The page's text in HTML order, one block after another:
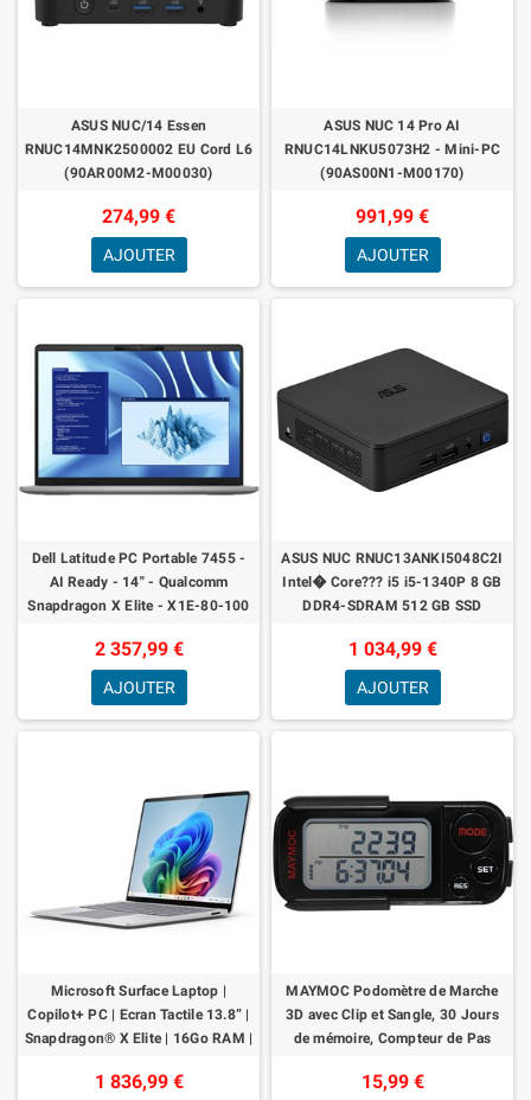
ASUS NUC/14 Essen
RNUC14MNK2500002 EU Cord L6
(90AR00M2-M00030)
274,99 €
AJOUTER
ASUS NUC 14 Pro AI
RNUC14LNKU5073H2 - Mini-PC
(90AS00N1-M00170)
991,99 €
AJOUTER
Dell Latitude PC Portable 7455 -
AI Ready - 14" - Qualcomm
Snapdragon X Elite - X1E-80-100
2 357,99 €
AJOUTER
ASUS NUC RNUC13ANKI5048C2I
Intel� Core??? i5 i5-1340P 8 GB
DDR4-SDRAM 512 GB SSD
(ASUS - mini PC 134
1 034,99 €
AJOUTER
Microsoft Surface Laptop |
Copilot+ PC | Ecran Tactile 13.8” |
Snapdragon® X Elite | 16Go RAM |
1 836,99 €
MAYMOC Podomètre de Marche
3D avec Clip et Sangle, 30 Jours
de mémoire, Compteur de Pas
Miles/km,
15,99 €